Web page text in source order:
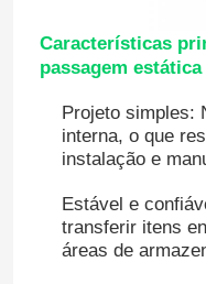
Características
passagem estática
Projeto simples:
interna, o que
instalação e
Estável e
transferir itens
áreas de